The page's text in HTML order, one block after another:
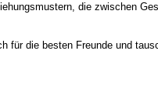
die zwischen
für die besten Freunde und